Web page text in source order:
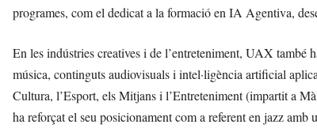
programes, com el dedicat a la formació en IA Agentiva,
En les indústries creatives i de l’entreteniment, UAX també
música, continguts audiovisuals i intel·ligència artificial
Cultura, l’Esport, els Mitjans i l’Entreteniment (impartit a
ha reforçat el seu posicionament com a referent en jazz